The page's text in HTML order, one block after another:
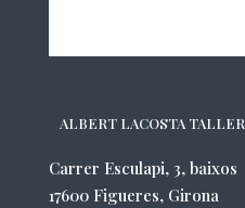
ALBERT LACOSTA TALLER
Carrer Esculapi, 3, baixos
17600 Figueres, Girona